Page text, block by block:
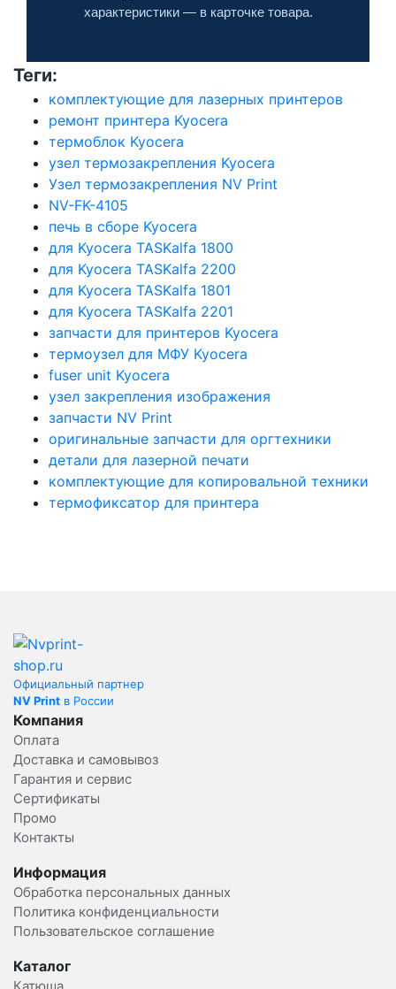
характеристики — в карточке товара.
Теги:
комплектующие для лазерных принтеров
ремонт принтера Kyocera
термоблок Kyocera
узел термозакрепления Kyocera
Узел термозакрепления NV Print
NV-FK-4105
печь в сборе Kyocera
для Kyocera TASKalfa 1800
для Kyocera TASKalfa 2200
для Kyocera TASKalfa 1801
для Kyocera TASKalfa 2201
запчасти для принтеров Kyocera
термоузел для МФУ Kyocera
fuser unit Kyocera
узел закрепления изображения
запчасти NV Print
оригинальные запчасти для оргтехники
детали для лазерной печати
комплектующие для копировальной техники
термофиксатор для принтера
Официальный партнер
NV Print в России
Компания
Оплата
Доставка и самовывоз
Гарантия и сервис
Сертификаты
Промо
Контакты
Информация
Обработка персональных данных
Политика конфиденциальности
Пользовательское соглашение
Каталог
Катюша